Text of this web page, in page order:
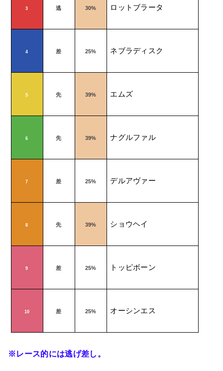
3 逃 30% ロットブラータ
4 差 25% ネブラディスク
5 先 39% エムズ
6 先 39% ナグルファル
7 差 25% デルアヴァー
8 先 39% ショウヘイ
9 差 25% トッピボーン
10 差 25% オーシンエス
※レース的には逃げ差し。